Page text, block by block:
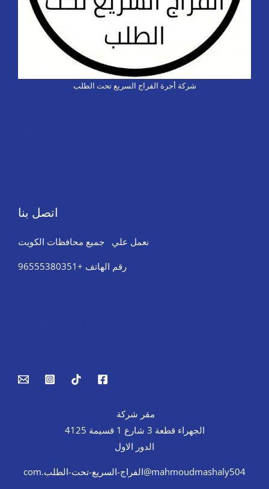
شركة أجرة الفراج السريع تحت الطلب
اتصل بنا
نعمل علي جميع محافظات الكويت
رقم الهاتف +96555380351
مقر شركة
الجهراء قطعة 3 شارع 1 قسيمة 4125
الدور الاول
mahmoudmashaly504@الفراج-السريع-تحت-الطلب.com